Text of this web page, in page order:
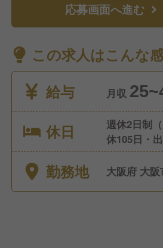
応募画面へ進む
この求人はこんな感
給与
月収
休日
週休2日制
休105日・
弔休暇、有
勤務地 大阪府 大